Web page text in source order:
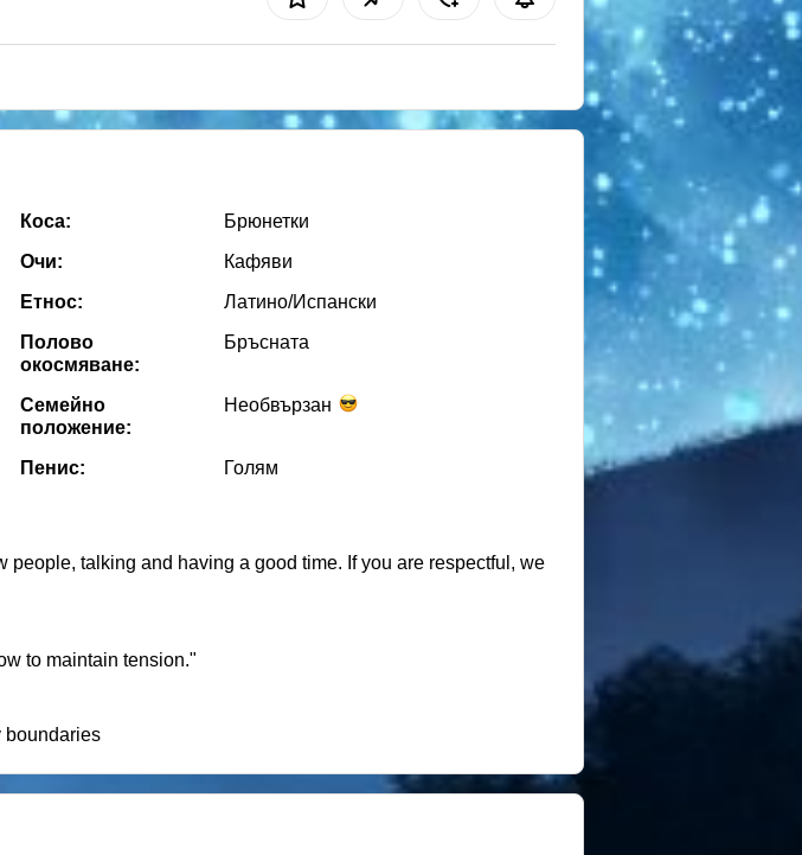
Коса:
Брюнетки
Очи:
Кафяви
Етнос:
Латино/Испански
Полово
окосмяване:
Бръсната
Семейно
положение:
Необвързан
Пенис: Голям
talking and having a good time. If you are respectful, we
to maintain tension."
boundaries